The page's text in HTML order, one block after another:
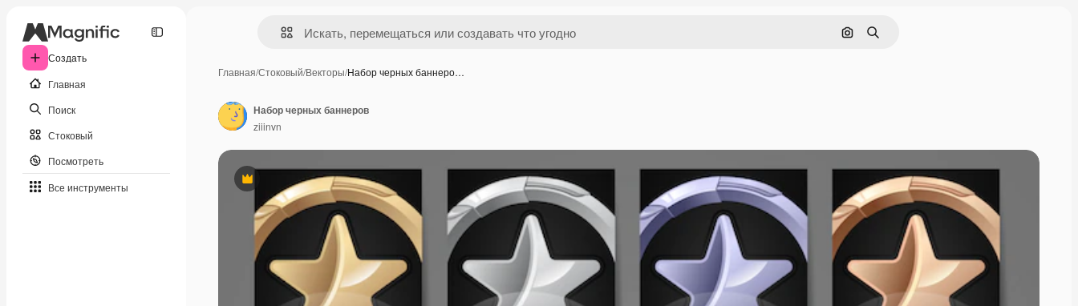
Создать
Главная
Поиск
Стоковый
Посмотреть
Все инструменты
Поиск по изображению
Поиск
Главная/Стоковый/Векторы/Набор черных баннеро…
Премиум
Набор черных баннеров
ziiinvn